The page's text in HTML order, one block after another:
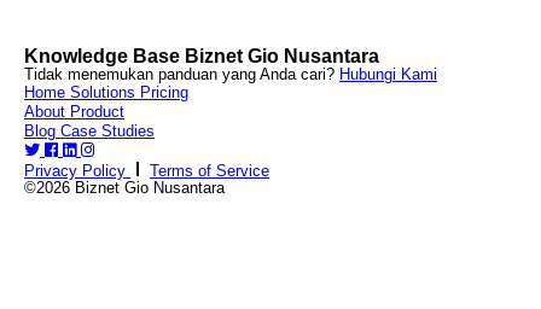
Knowledge Base Biznet Gio Nusantara
Tidak menemukan panduan yang Anda cari? Hubungi Kami
Home Solutions Pricing
About Product
Blog Case Studies
Privacy Policy
Terms of Service
©2026 Biznet Gio Nusantara